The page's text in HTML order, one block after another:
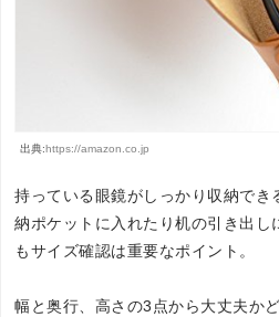
出典:https://amazon.co.jp
持っている眼鏡がしっかり収納でき
納ポケットに入れたり机の引き出し
もサイズ確認は重要なポイント。
幅と奥行、高さの3点から大丈夫か